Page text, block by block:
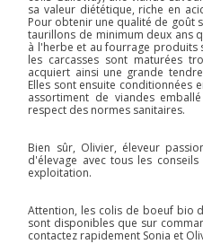
sa valeur diététique, riche en
Pour obtenir une qualité de goût
taurillons de minimum deux ans
à l'herbe et au fourrage produits
les carcasses sont maturées
acquiert ainsi une grande
Elles sont ensuite conditionnées
assortiment de viandes
respect des normes sanitaires.
Bien sûr, Olivier, éleveur
d'élevage avec tous les
exploitation.
Attention, les colis de boeuf bio
sont disponibles que sur
contactez rapidement Sonia et